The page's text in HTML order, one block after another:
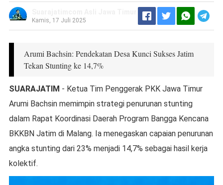
Kamis, 17 Juli 2025
Arumi Bachsin: Pendekatan Desa Kunci Sukses Jatim
Tekan Stunting ke 14,7%
SUARAJATIM - Ketua Tim Penggerak PKK Jawa Timur
Arumi Bachsin memimpin strategi penurunan stunting
dalam Rapat Koordinasi Daerah Program Bangga Kencana
BKKBN Jatim di Malang. Ia menegaskan capaian penurunan
angka stunting dari 23% menjadi 14,7% sebagai hasil kerja
kolektif.